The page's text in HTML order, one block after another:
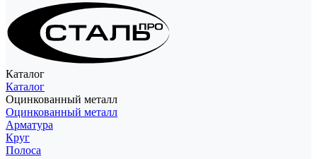
Каталог
Каталог
Оцинкованный металл
Оцинкованный металл
Арматура
Круг
Полоса